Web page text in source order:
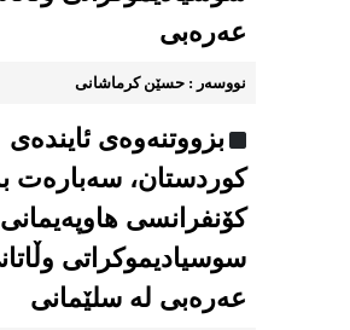
عەرەبی
نووسه‌ر : حسێن کرماشانی
بزووتنه‌وه‌ی ئاینده‌ی
کوردستان، سه‌باره‌ت
كۆنفرانسی هاوپەیمانی
سوسیادیموكراتی
عەرەبی له سلێمانی